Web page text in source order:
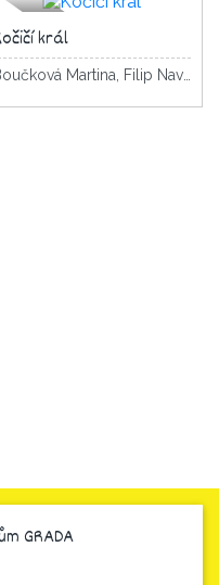
král
Boučková Martina, Filip Navrátilová Pavla
GRADA